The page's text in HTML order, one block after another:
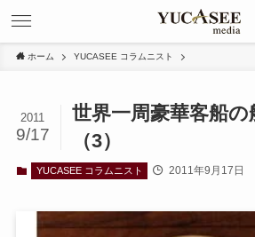
ホーム YUCASEE コラムニスト
世界一周豪華客船の
（3）
2011
9/17
YUCASEE コラムニスト 2011年9月17日